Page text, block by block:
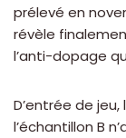
prélevé en
révèle
l’anti-dopage
D’entrée de jeu,
l’échantillon B